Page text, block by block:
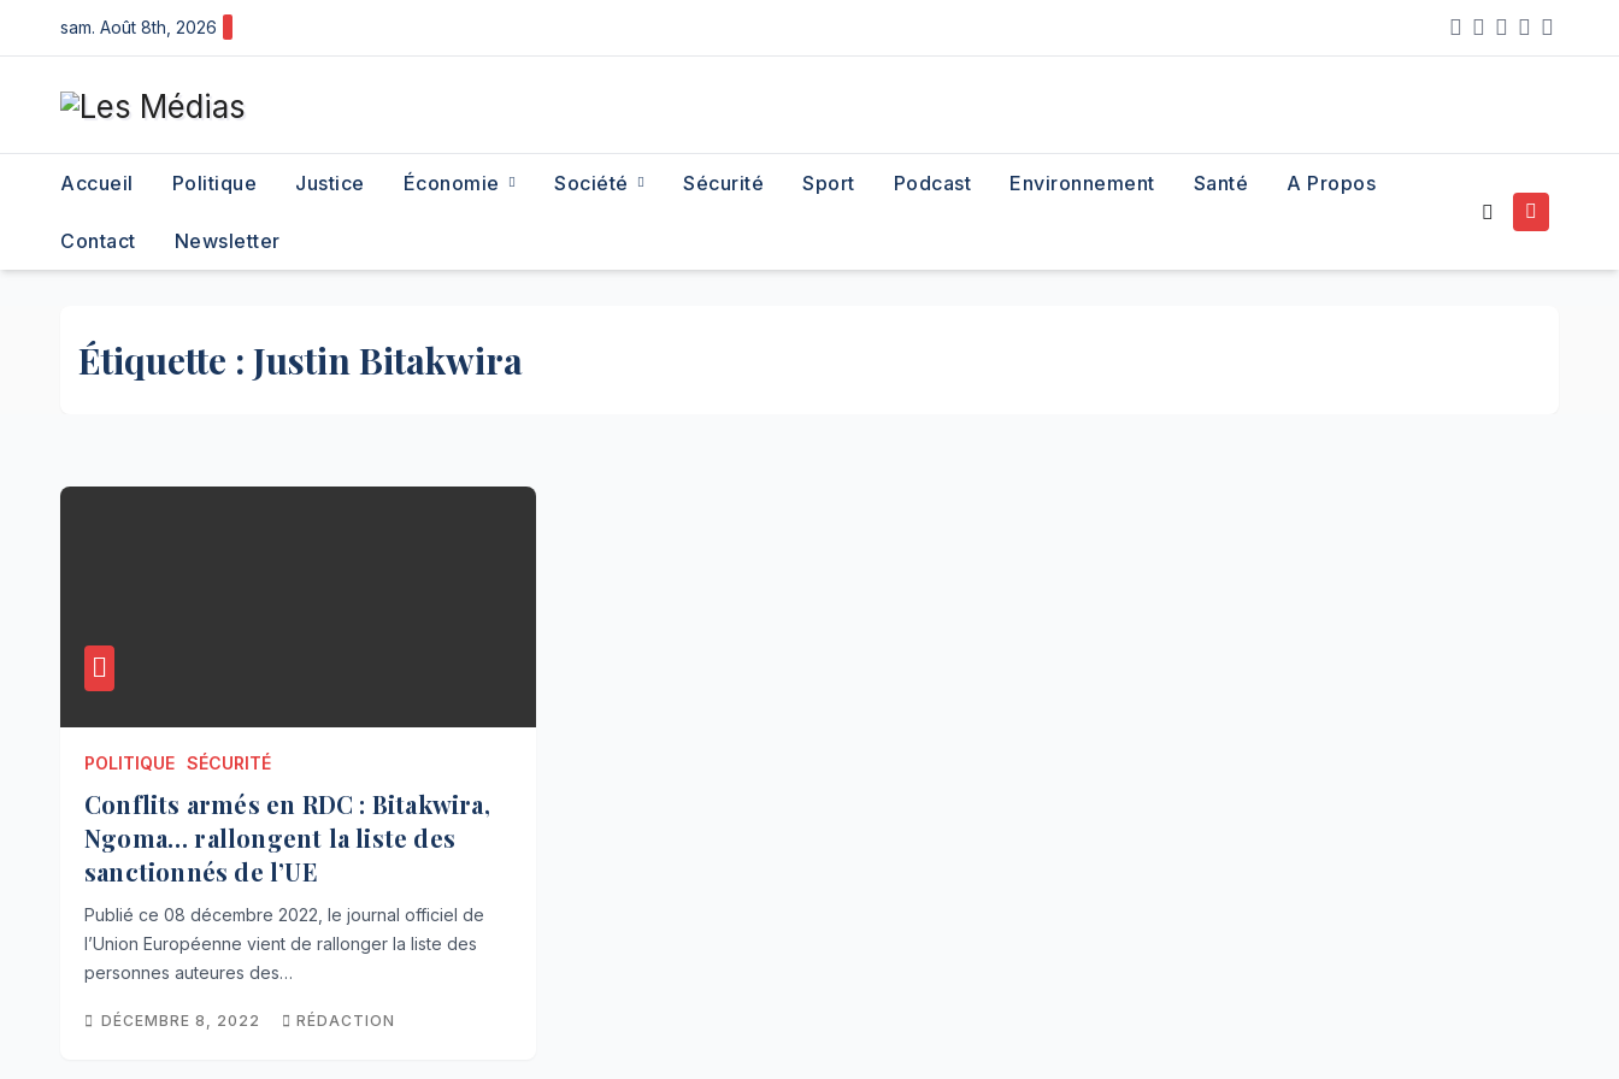
to
content
sam. Août 8th, 2026
Accueil Politique Justice Économie Société Sécurité Sport Podcast Environnement Santé A Propos
Contact Newsletter
Étiquette : Justin Bitakwira
POLITIQUE SÉCURITÉ
Conflits armés en RDC : Bitakwira,
Ngoma… rallongent la liste des
sanctionnés de l’UE
Publié ce 08 décembre 2022, le journal officiel de
l’Union Européenne vient de rallonger la liste des
personnes auteures des…
DÉCEMBRE 8, 2022 RÉDACTION